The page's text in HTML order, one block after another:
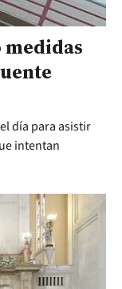
día para asistir
intentan